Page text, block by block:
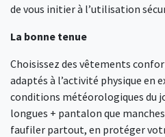
de vous initier à l’utilisation
La bonne tenue
Choisissez des vêtements
adaptés à l’activité physique en
conditions météorologiques du
longues + pantalon que
faufiler partout, en protéger